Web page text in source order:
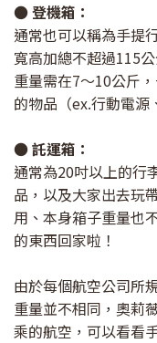
● 登機箱：
通常也可以稱為手提
寬高加總不超過115
重量需在7～10公斤
的物品（ex.行動電源
● 託運箱：
通常為20吋以上的行
品，以及大家出去玩
用、本身箱子重量也
的東西回家啦！
由於每個航空公司所
重量並不相同，奧莉
乘的航空，可以看看